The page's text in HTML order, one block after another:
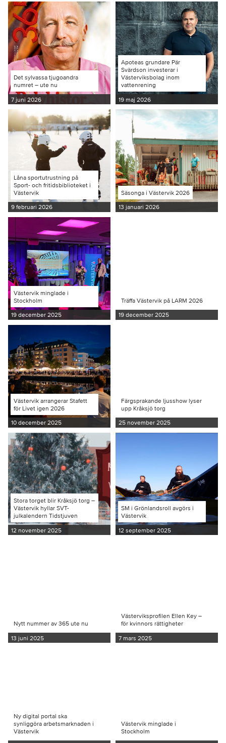
Det sylvassa tjugoandra
numret – ute nu
7 juni 2026
Apoteas grundare Pär
Svärdson investerar i
Västerviksbolag inom
vattenrening
19 maj 2026
Låna sportutrustning på
Sport- och fritidsbiblioteket i
Västervik
9 februari 2026
Säsonga i Västervik 2026
13 januari 2026
Västervik minglade i
Stockholm
19 december 2025
Träffa Västervik på LARM 2026
19 december 2025
Västervik arrangerar Stafett
för Livet igen 2026
10 december 2025
Färgsprakande ljusshow lyser
upp Kråksjö torg
25 november 2025
Stora torget blir Kråksjö torg –
Västervik hyllar SVT-
julkalendern Tidstjuven
12 november 2025
SM i Grönlandsroll avgörs i
Västervik
12 september 2025
Nytt nummer av 365 ute nu
13 juni 2025
Västerviksprofilen Ellen Key –
för kvinnors rättigheter
7 mars 2025
Ny digital portal ska
synliggöra arbetsmarknaden i
Västervik
Västervik minglade i
Stockholm